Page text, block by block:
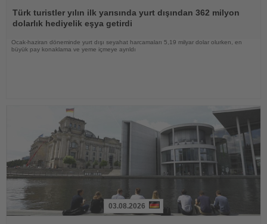
Oku
Türk turistler yılın ilk yarısında yurt dışından 362 milyon
dolarlık hediyelik eşya getirdi
Ocak-haziran döneminde yurt dışı seyahat harcamaları 5,19 milyar dolar olurken, en
büyük pay konaklama ve yeme içmeye ayrıldı
03.08.2026